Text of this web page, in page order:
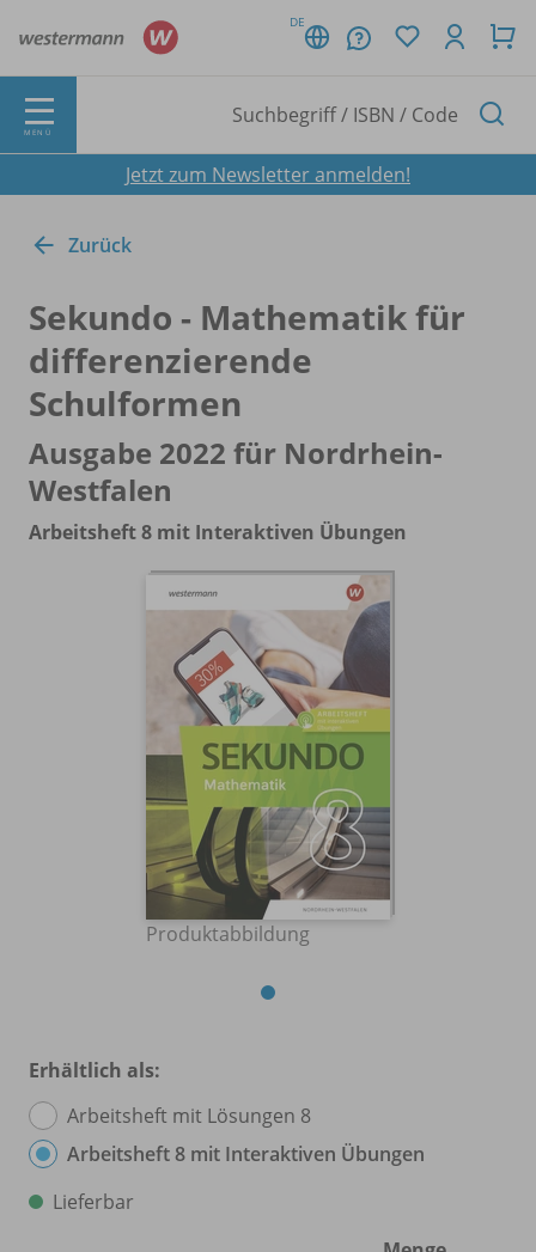
DE
MENÜ
Jetzt zum Newsletter anmelden!
Zurück
Sekundo - Mathematik für
differenzierende
Schulformen
Ausgabe 2022 für Nordrhein-
Westfalen
Arbeitsheft 8 mit Interaktiven Übungen
Produktabbildung
Erhältlich als:
Arbeitsheft mit Lösungen 8
Arbeitsheft 8 mit Interaktiven Übungen
Lieferbar